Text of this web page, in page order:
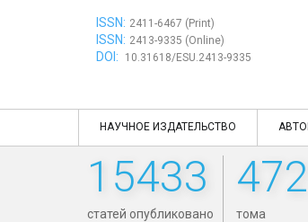
ISSN: 2411-6467 (Print)
ISSN: 2413-9335 (Online)
DOI: 10.31618/ESU.2413-9335
НАУЧНОЕ ИЗДАТЕЛЬСТВО
15433
статей опубликовано
472
тома